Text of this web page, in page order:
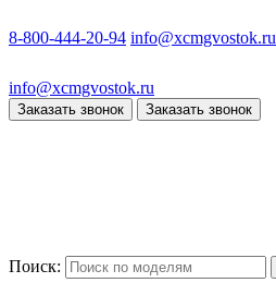
8-800-444-20-94 info@xcmgvostok.ru
info@xcmgvostok.ru
Заказать звонок Заказать звонок
Поиск: